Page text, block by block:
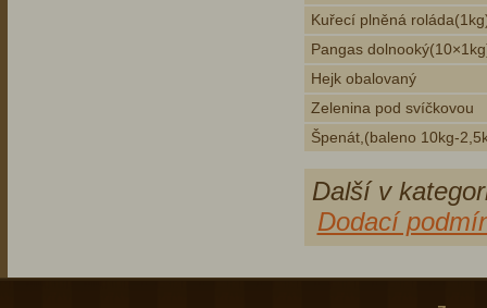
Kuřecí plněná
Pangas
Hejk obalovaný
Zelenina pod svíčkovou
Špenát,(baleno 10kg-
Další v
Dodací